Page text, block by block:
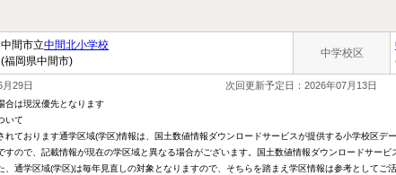
中間市立中間北小学校
(福岡県中間市)
中学校区
29日 次回更新予定日：2026年07月13日
合は現況優先となります
いて
れております通学区域(学区)情報は、国土数値情報ダウンロードサービスが提供する小学校区
すので、記載情報が現在の学区域と異なる場合がございます。国土数値情報ダウンロードサー
、通学区域(学区)は毎年見直しの対象となりますので、そちらを踏まえ学区情報は参考としてご活